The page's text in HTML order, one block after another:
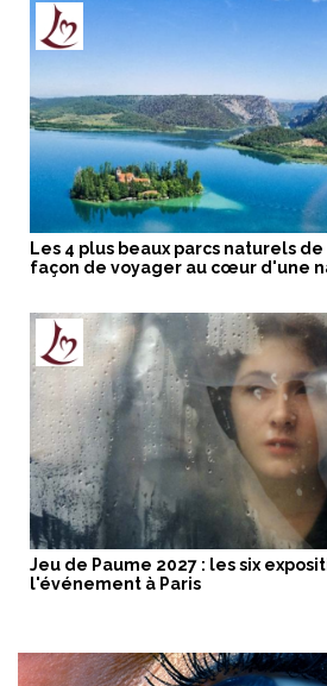
Les 4 plus beaux parcs naturels
façon de voyager au cœur d'une
Jeu de Paume 2027 : les six
l'événement à Paris